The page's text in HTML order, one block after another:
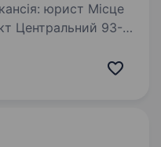
Центральний 93-В
та амбітну людину